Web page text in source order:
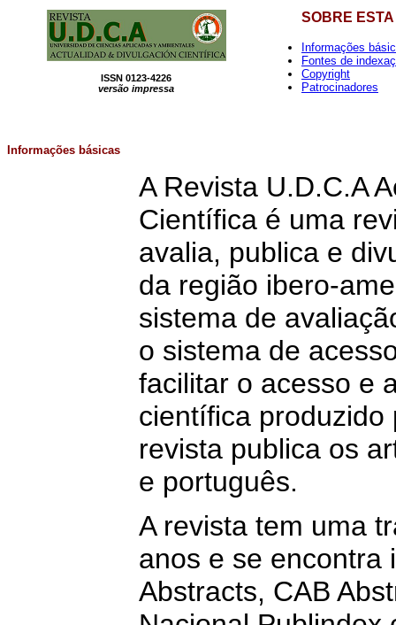
ISSN 0123-4226
versão impressa
SOBRE
Informações
Fontes de
Copyright
Patrocinadores
Informações básicas
A Revista U.D.C.A
Científica é uma
avalia, publica e
da região ibero-
sistema de
o sistema de
facilitar o acesso e
científica
revista publica os
e português.
A revista tem uma
anos e se encontra
Abstracts, CAB